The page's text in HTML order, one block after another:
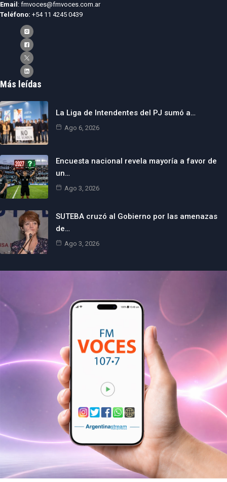
Email : fmvoces@fmvoces.com.ar
Teléfono: +54 11 4245 0439
Más leídas
La Liga de Intendentes del PJ sumó a…
Ago 6, 2026
Encuesta nacional revela mayoría a favor de
un…
Ago 3, 2026
SUTEBA cruzó al Gobierno por las amenazas
de…
Ago 3, 2026